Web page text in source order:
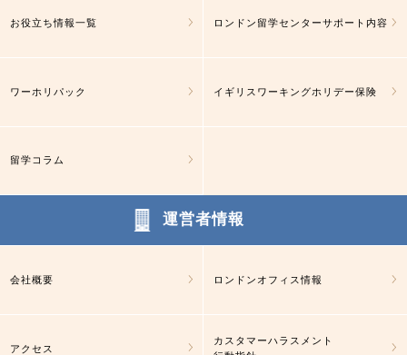
お役立ち情報一覧 ロンドン留学センターサポート内容
ワーホリパック イギリスワーキングホリデー保険
留学コラム
運営者情報
会社概要 ロンドンオフィス情報
アクセス
カスタマーハラスメント